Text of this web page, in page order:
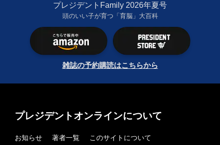
プレジデントFamily 2026年夏号
頭のいい子が育つ「育脳」大百科
雑誌の予約購読はこちらから
プレジデントオンラインについて
お知らせ 著者一覧
このサイトについて